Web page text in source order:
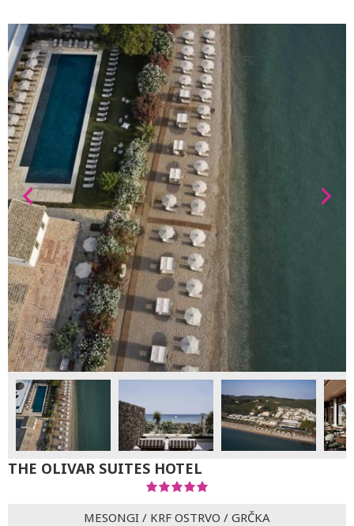
THE OLIVAR SUITES HOTEL
MESONGI / KRF OSTRVO / GRČKA